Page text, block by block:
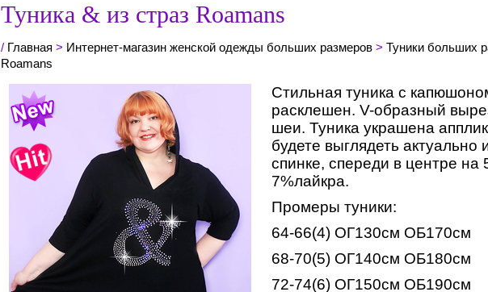
Туника & из страз Roamans
/ Главная > Интернет-магазин женской одежды больших размеров> Туники больших
Roamans
Стильная туника с
расклешен. V-образный
шеи. Туника украшена
будете выглядеть
спинке, спереди в центре на
7%лайкра.
Промеры туники:
64-66(4) ОГ130см ОБ170см
68-70(5) ОГ140см ОБ180см
72-74(6) ОГ150см ОБ190см